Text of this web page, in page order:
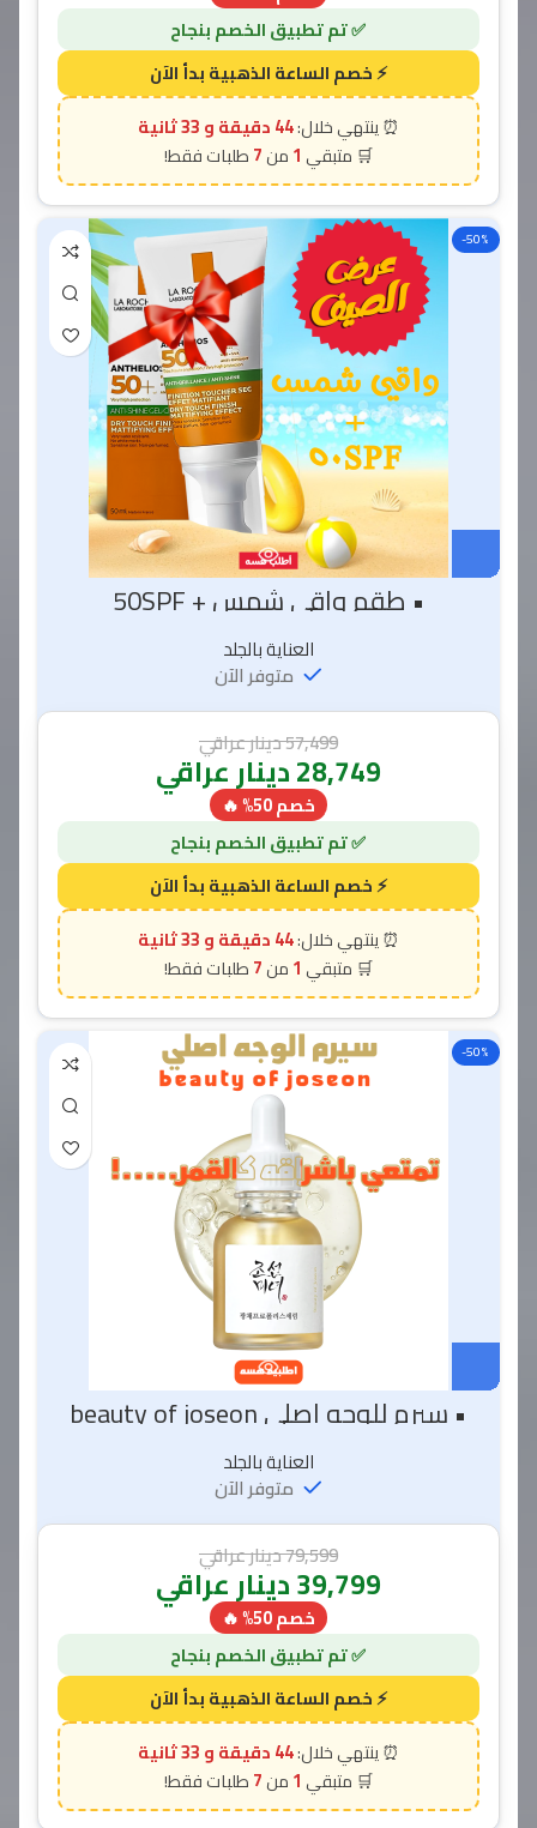
44 دقيقة و 31 ثانية
1
7
-50%
• طقم واقي شمس + 50SPF
العناية بالجلد
متوفر الآن
57,499دينار عراقي
28,749دينار عراقي
خصم 50% 🔥
44 دقيقة و 31 ثانية
1
7
-50%
• سيرم للوجه اصلي beauty of joseon
العناية بالجلد
متوفر الآن
79,599دينار عراقي
39,799دينار عراقي
خصم 50% 🔥
44 دقيقة و 31 ثانية
1
7